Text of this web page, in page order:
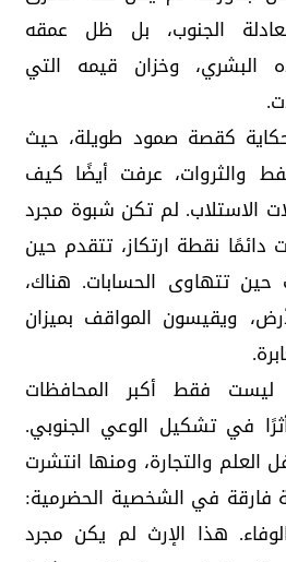
الجنوب، بل ظل عمقه
البشري، وخزان قيمه التي
كقصة صمود طويلة، حيث
والثروات، عرفت أيضًا كيف
الاستلاب. لم تكن شبوة مجرد
نقطة ارتكاز، تتقدم حين
حين تتهاوى الحسابات. هناك،
ويقيسون المواقف بميزان
فقط أكبر المحافظات
في تشكيل الوعي الجنوبي.
العلم والتجارة، ومنها انتشرت
فارقة في الشخصية الحضرمية:
هذا الإرث لم يكن مجرد